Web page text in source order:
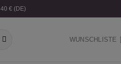
€ (DE)
WUNSCHLISTE